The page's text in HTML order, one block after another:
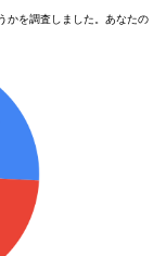
かを調査しました。あなたの